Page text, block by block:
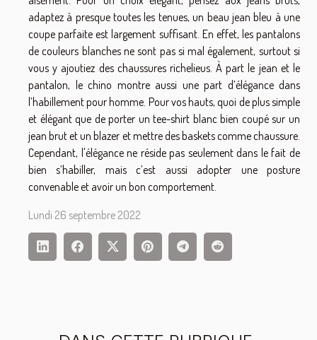
adaptez à presque toutes les tenues, un beau jean bleu à une
coupe parfaite est largement suffisant. En effet, les pantalons
de couleurs blanches ne sont pas si mal également, surtout si
vous y ajoutiez des chaussures richelieus. À part le jean et le
pantalon, le chino montre aussi une part d’élégance dans
l’habillement pour homme. Pour vos hauts, quoi de plus simple
et élégant que de porter un tee-shirt blanc bien coupé sur un
jean brut et un blazer et mettre des baskets comme chaussure.
Cependant, l'élégance ne réside pas seulement dans le fait de
bien s’habiller, mais c’est aussi adopter une posture
convenable et avoir un bon comportement.
Lundi 26 septembre 2022